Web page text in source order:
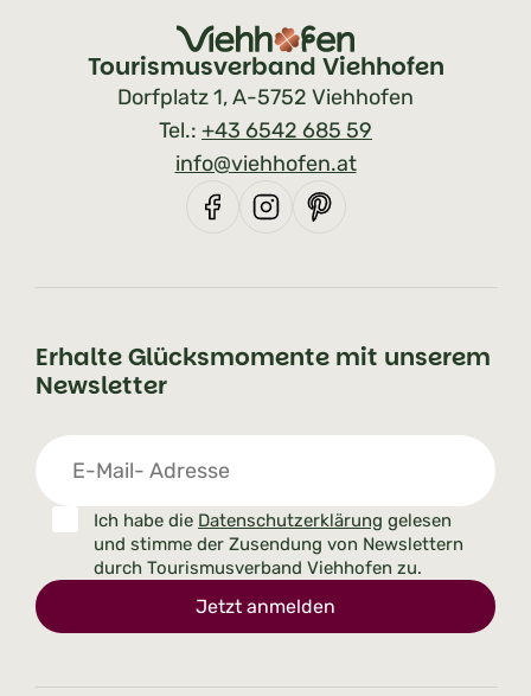
Tourismusverband Viehhofen
Dorfplatz 1, A-5752 Viehhofen
Tel.: +43 6542 685 59
info@viehhofen.at
Erhalte Glücksmomente mit unserem
Newsletter
Ich habe die Datenschutzerklärung gelesen
und stimme der Zusendung von Newslettern
durch Tourismusverband Viehhofen zu.
Jetzt anmelden